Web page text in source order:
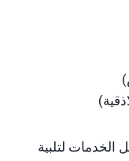
الخدمات لتلبية